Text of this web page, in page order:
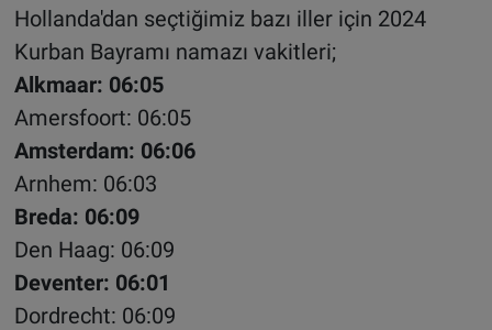
Hollanda'dan seçtiğimiz bazı iller için 2024
Kurban Bayramı namazı vakitleri;
Alkmaar: 06:05
Amersfoort: 06:05
Amsterdam: 06:06
Arnhem: 06:03
Breda: 06:09
Den Haag: 06:09
Deventer: 06:01
Dordrecht: 06:09